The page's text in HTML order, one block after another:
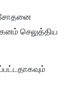
சோதனை
செலுத்திய